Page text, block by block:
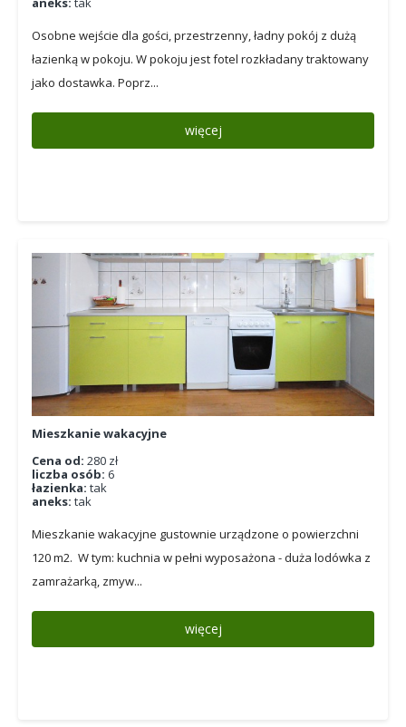
Osobne wejście dla gości, przestrzenny, ładny pokój z dużą
łazienką w pokoju. W pokoju jest fotel rozkładany traktowany
jako dostawka. Poprz...
więcej
Mieszkanie wakacyjne
Cena od: 280 zł
liczba osób: 6
łazienka: tak
aneks: tak
Mieszkanie wakacyjne gustownie urządzone o powierzchni
120 m2. W tym: kuchnia w pełni wyposażona - duża lodówka z
zamrażarką, zmyw...
więcej